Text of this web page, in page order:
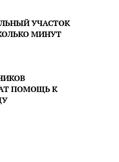
УЧАСТОК
МИНУТ
ПОМОЩЬ К